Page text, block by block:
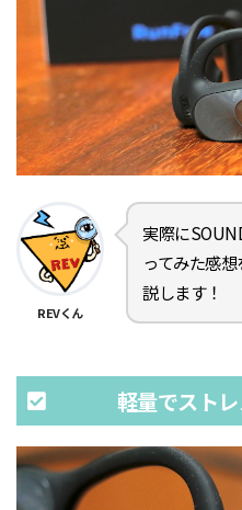
REVくん
実際に
ってみた感
説します！
軽量でスト